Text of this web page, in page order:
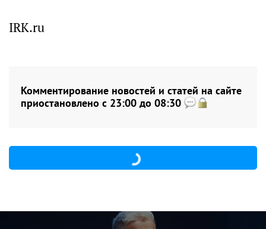
IRK.ru
Комментирование новостей и статей на сайте
приостановлено с 23:00 до 08:30